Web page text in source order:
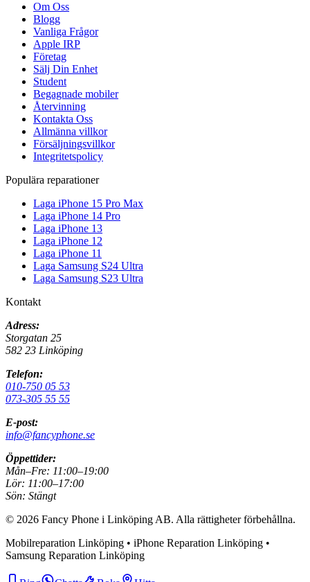
Om Oss
Blogg
Vanliga Frågor
Apple IRP
Företag
Sälj Din Enhet
Student
Begagnade mobiler
Återvinning
Kontakta Oss
Allmänna villkor
Försäljningsvillkor
Integritetspolicy
Populära reparationer
Laga iPhone 15 Pro Max
Laga iPhone 14 Pro
Laga iPhone 13
Laga iPhone 12
Laga iPhone 11
Laga Samsung S24 Ultra
Laga Samsung S23 Ultra
Kontakt
Adress:
Storgatan 25
582 23 Linköping
Telefon:
010-750 05 53
073-305 55 55
E-post:
info@fancyphone.se
Öppettider:
Mån–Fre: 11:00–19:00
Lör: 11:00–17:00
Sön: Stängt
© 2026 Fancy Phone i Linköping AB. Alla rättigheter förbehållna.
Mobilreparation Linköping • iPhone Reparation Linköping •
Samsung Reparation Linköping